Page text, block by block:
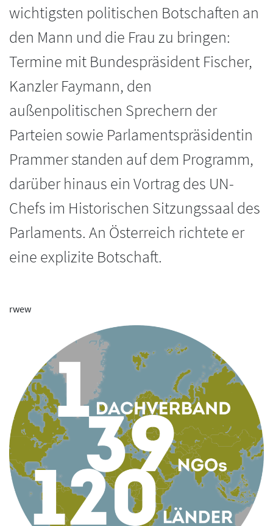
wichtigsten politischen Botschaften an
den Mann und die Frau zu bringen:
Termine mit Bundespräsident Fischer,
Kanzler Faymann, den
außenpolitischen Sprechern der
Parteien sowie Parlamentspräsidentin
Prammer standen auf dem Programm,
darüber hinaus ein Vortrag des UN-
Chefs im Historischen Sitzungssaal des
Parlaments. An Österreich richtete er
eine explizite Botschaft.
rwew